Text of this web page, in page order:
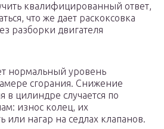
квалифицированный ответ,
что же дает раскоксовка
разборки двигателя
нормальный уровень
сгорания. Снижение
в цилиндре случается по
износ колец, их
или нагар на седлах клапанов.